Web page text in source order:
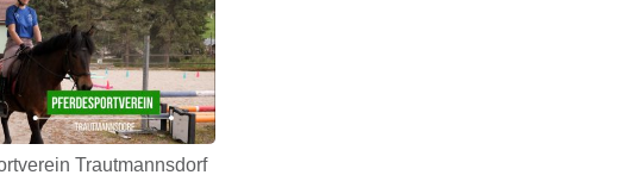
Trautmannsdorf